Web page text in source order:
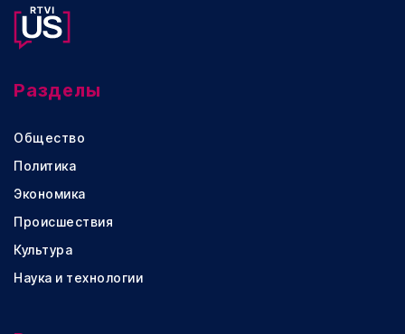
Разделы
Общество
Политика
Экономика
Происшествия
Культура
Наука и технологии